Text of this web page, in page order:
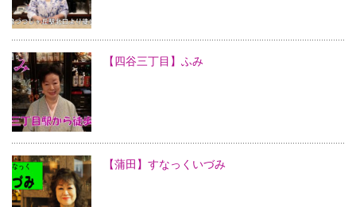
【四谷三丁目】ふみ
【蒲田】すなっくいづみ